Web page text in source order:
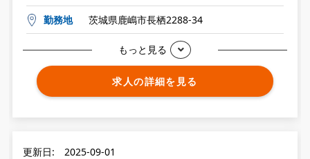
勤務地 茨城県鹿嶋市長栖2288-34
もっと見る
求人の詳細を見る
更新日: 2025-09-01